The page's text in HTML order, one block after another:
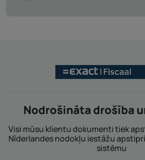
Nodrošināta drošība
Visi mūsu klientu dokumenti tiek
Nīderlandes nodokļu iestāžu
sistēmu